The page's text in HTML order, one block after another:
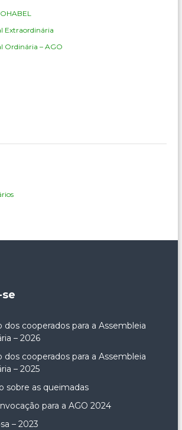
Extraordinária
Ordinária – AGO
dos cooperados para a Assembleia
– 2026
dos cooperados para a Assembleia
– 2025
sobre as queimadas
para a AGO 2024
– 2023